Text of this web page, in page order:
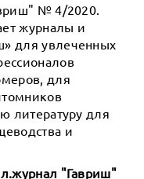
№ 4/2020.
журналы и
для увлеченных
для
литературу для
и
"Гавриш"